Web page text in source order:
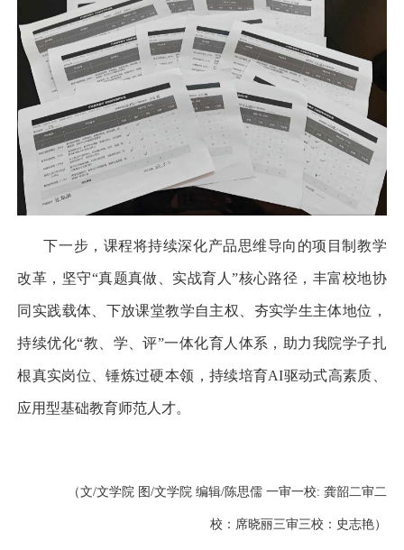
下一步，课程将持续深化产品思维导向的项目制教学
改革，坚守“真题真做、实战育人”核心路径，丰富校地协
同实践载体、下放课堂教学自主权、夯实学生主体地位，
持续优化“教、学、评”一体化育人体系，助力我院学子扎
根真实岗位、锤炼过硬本领，持续培育AI驱动式高素质、
应用型基础教育师范人才。
（文/文学院 图/文学院 编辑/陈思儒 一审一校: 龚韶二审二
校：席晓丽三审三校：史志艳）